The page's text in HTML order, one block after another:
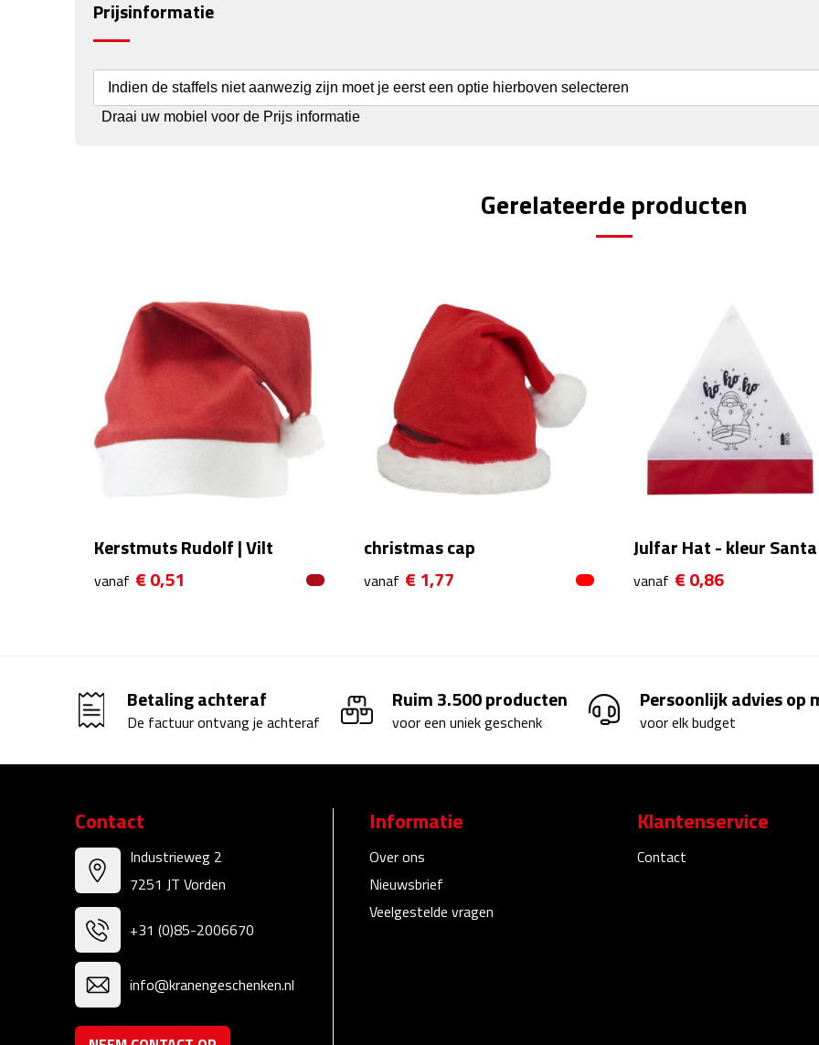
Prijsinformatie
Indien de staffels niet aanwezig zijn moet je eerst een optie hierboven selecteren
Draai uw mobiel voor de Prijs informatie
Gerelateerde producten
Kerstmuts Rudolf | Vilt
vanaf € 0,51
christmas cap
vanaf € 1,77
Julfar Hat - kleur
vanaf € 0,86
Betaling achteraf
De factuur ontvang je achteraf
Ruim 3.500 producten
voor een uniek geschenk
Persoonlijk advies op
voor elk budget
Contact
Industrieweg 2
7251 JT Vorden
+31 (0)85-2006670
info@kranengeschenken.nl
Informatie
Over ons
Nieuwsbrief
Veelgestelde vragen
Klantenservice
Contact